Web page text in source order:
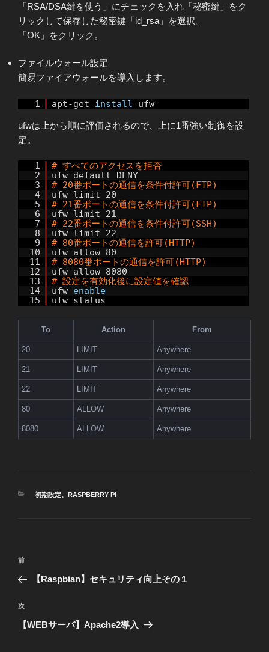
「RSA/DSA鍵を使う」にチェックを入れ「秘密鍵」をク
リックして保存した秘密鍵「id_rsa」を選択。
「OK」をクリック。
ファイルウォール設定
簡易ファイアウォールを導入します。
1 apt-get install ufw
ufwは上から順に評価されるので、上に1番強い制御を設
定。
1
# すべてのアクセスを拒否
2
ufw default DENY
3
# 20番ポートの通信を条件付許可(FTP)
4
ufw limit 20
5
# 21番ポートの通信を条件付許可(FTP)
6
ufw limit 21
7
# 22番ポートの通信を条件付許可(SSH)
8
ufw limit 22
9
# 80番ポートの通信を許可(HTTP)
10
ufw allow 80
11
# 8080番ポートの通信を許可(HTTP)
12
ufw allow 8080
13
# 設定を有効化後に設定値を確認
14
ufw enable
15
ufw status
To Action From
20 LIMIT Anywhere
21 LIMIT Anywhere
22 LIMIT Anywhere
80 ALLOW Anywhere
8080 ALLOW Anywhere
カ
初期設定、 RASPBERRY PI
投
ナ
ビ
ゲ
前
の
稿
前
【Raspbian】セキュリティ向上その１
次
の
次
【WEBサーバ】Apache2導入